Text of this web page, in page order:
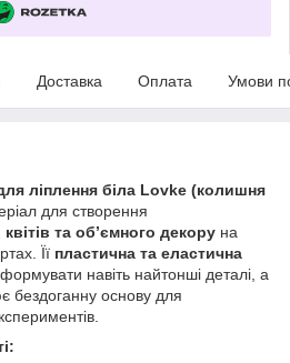
Доставка Оплата Умови
ліплення біла Lovke (колишня
для створення
та об’ємного декору на
Її пластична та еластична
навіть найтонші деталі, а
бездоганну основу для